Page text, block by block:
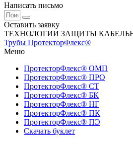
Написать письмо
Оставить заявку
ТЕХНОЛОГИИ ЗАЩИТЫ
Трубы ПротекторФлекс®
Меню
ПротекторФлекс® ОМП
ПротекторФлекс® ПРО
ПротекторФлекс® СТ
ПротекторФлекс® БК
ПротекторФлекс® НГ
ПротекторФлекс® ПК
ПротекторФлекс® ПЭ
Скачать буклет